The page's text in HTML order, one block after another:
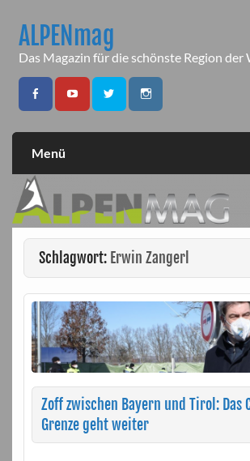
contentALPENmag
Das Magazin für die schönste Region der
Menü
Schlagwort: Erwin Zangerl
Zoff zwischen Bayern und Tirol: Das
Grenze geht weiter